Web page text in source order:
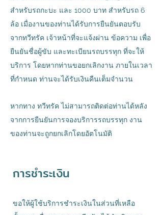
สำหรับรถกะบะ และ 1000 บาท สำหรับรถ 6
ล้อ เมื่องานของท่านได้รับการยืนยันตอบรับ
จากทวีทรัค เจ้าหน้าที่จะแจ้งผ่าน ข้อความ เพื่อ
ยืนยันชื่อผู้ขับ และทะเบียนรถบรรทุก ที่จะให้
บริการ โดยหากท่านขอยกเลิกงาน ภายในเวลา
ที่กำหนด ท่านจะได้รับเงินคืนเต็มจำนวน
หากทาง ทวีทรัค ไม่สามารถติดต่อท่านได้หลัง
จากการยืนยันการจองบริการรถบรรทุก งาน
ของท่านจะถูกยกเลิกโดยอัตโนมัติ
การชำระเงิน
ขอให้ผู้ใช้บริการชำระเงินในส่วนที่เหลือ